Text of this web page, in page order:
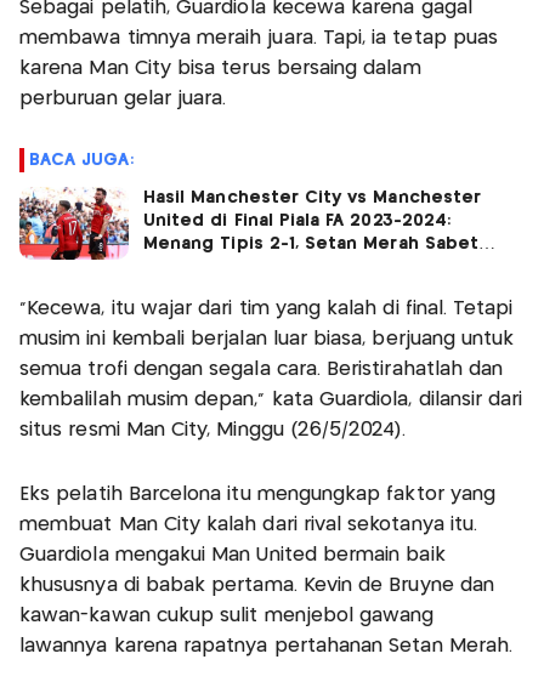
Sebagai pelatih, Guardiola kecewa karena gagal
membawa timnya meraih juara. Tapi, ia tetap puas
karena Man City bisa terus bersaing dalam
perburuan gelar juara.
BACA JUGA:
Hasil Manchester City vs Manchester
United di Final Piala FA 2023-2024:
Menang Tipis 2-1, Setan Merah Sabet
“Kecewa, itu wajar dari tim yang kalah di final. Tetapi
musim ini kembali berjalan luar biasa, berjuang untuk
semua trofi dengan segala cara. Beristirahatlah dan
kembalilah musim depan,” kata Guardiola, dilansir dari
situs resmi Man City, Minggu (26/5/2024).
Eks pelatih Barcelona itu mengungkap faktor yang
membuat Man City kalah dari rival sekotanya itu.
Guardiola mengakui Man United bermain baik
khususnya di babak pertama. Kevin de Bruyne dan
kawan-kawan cukup sulit menjebol gawang
lawannya karena rapatnya pertahanan Setan Merah.